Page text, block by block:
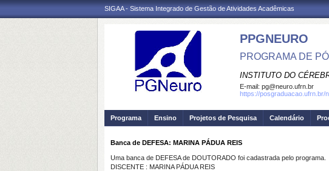
SIGAA - Sistema Integrado de Gestão de Atividades Acadêmicas
PPGNEURO
PROGRAMA DE
INSTITUTO DO
E-mail: pg@neuro.ufrn.br
https://posgraduacao.ufrn.br/
Programa Ensino Projetos de Pesquisa Calendário
Banca de DEFESA: MARINA PÁDUA REIS
Uma banca de DEFESA de DOUTORADO foi cadastrada pelo programa.
DISCENTE : MARINA PÁDUA REIS